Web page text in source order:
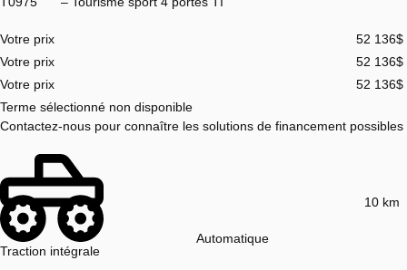
Votre prix 52 136$
Votre prix
52 136$
Votre prix
52 136$
Terme sélectionné non disponible
Contactez-nous pour connaître les solutions de financement possibles
Traction intégrale
Automatique
10 km